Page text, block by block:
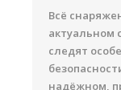
Всё
актуальном
следят
надёжном,